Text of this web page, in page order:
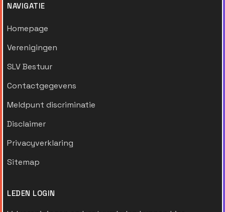
NAVIGATIE
Homepage
Verenigingen
SLV Bestuur
Contactgegevens
Meldpunt discriminatie
Disclaimer
Privacyverklaring
Sitemap
LEDEN LOGIN